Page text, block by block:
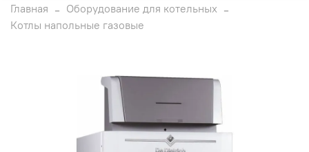
Главная
Оборудование для котельных
Котлы напольные газовые